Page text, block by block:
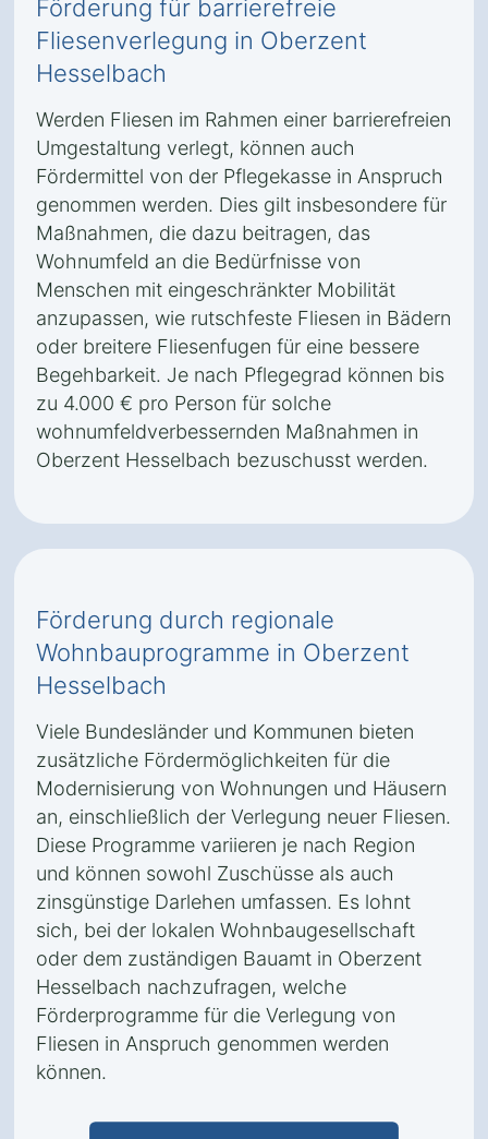
Förderung für barrierefreie
Fliesenverlegung in Oberzent
Hesselbach
Werden Fliesen im Rahmen einer barrierefreien
Umgestaltung verlegt, können auch
Fördermittel von der Pflegekasse in Anspruch
genommen werden. Dies gilt insbesondere für
Maßnahmen, die dazu beitragen, das
Wohnumfeld an die Bedürfnisse von
Menschen mit eingeschränkter Mobilität
anzupassen, wie rutschfeste Fliesen in Bädern
oder breitere Fliesenfugen für eine bessere
Begehbarkeit. Je nach Pflegegrad können bis
zu 4.000 € pro Person für solche
wohnumfeldverbessernden Maßnahmen in
Oberzent Hesselbach bezuschusst werden.
Förderung durch regionale
Wohnbauprogramme in Oberzent
Hesselbach
Viele Bundesländer und Kommunen bieten
zusätzliche Fördermöglichkeiten für die
Modernisierung von Wohnungen und Häusern
an, einschließlich der Verlegung neuer Fliesen.
Diese Programme variieren je nach Region
und können sowohl Zuschüsse als auch
zinsgünstige Darlehen umfassen. Es lohnt
sich, bei der lokalen Wohnbaugesellschaft
oder dem zuständigen Bauamt in Oberzent
Hesselbach nachzufragen, welche
Förderprogramme für die Verlegung von
Fliesen in Anspruch genommen werden
können.